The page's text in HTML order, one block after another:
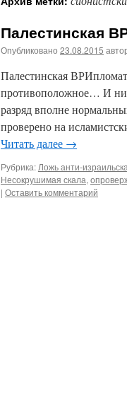
Палестинская
Опубликовано 23.08.2015
Палестинская
противоположное… И
разряд вполне
проверено на
Читать далее →
Рубрика: Ложь анти-
Несокрушимая скала,
| Оставить комментарий